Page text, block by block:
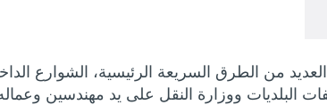
من الطرق السريعة الرئيسية، الشوارع
البلديات ووزارة النقل على يد مهندسين